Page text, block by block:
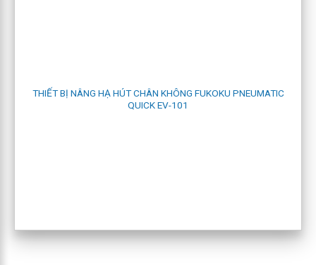
THIẾT BỊ NÂNG HẠ HÚT CHÂN KHÔNG FUKOKU PNEUMATIC
QUICK EV-101